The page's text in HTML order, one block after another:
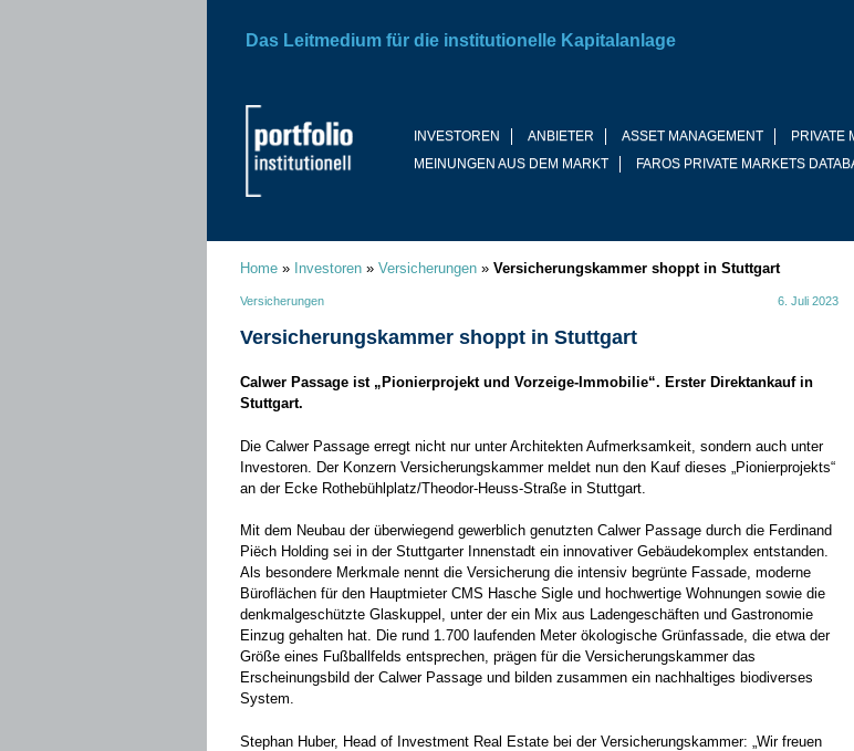
INVESTOREN ANBIETER ASSET MANAGEMENT PRIVATE
MEINUNGEN AUS DEM MARKT
FAROS PRIVATE MARKETS
Das Leitmedium für die institutionelle Kapitalanlage
Home » Investoren » Versicherungen » Versicherungskammer shoppt in Stuttgart
Versicherungen 6. Juli 2023
Versicherungskammer shoppt in Stuttgart
Calwer Passage ist „Pionierprojekt und Vorzeige-Immobilie“. Erster Direktankauf in
Stuttgart.
Die Calwer Passage erregt nicht nur unter Architekten Aufmerksamkeit, sondern auch unter
Investoren. Der Konzern Versicherungskammer meldet nun den Kauf dieses „Pionierprojekts“
an der Ecke Rothebühlplatz/Theodor-Heuss-Straße in Stuttgart.
Mit dem Neubau der überwiegend gewerblich genutzten Calwer Passage durch die Ferdinand
Piëch Holding sei in der Stuttgarter Innenstadt ein innovativer Gebäudekomplex entstanden.
Als besondere Merkmale nennt die Versicherung die intensiv begrünte Fassade, moderne
Büroflächen für den Hauptmieter CMS Hasche Sigle und hochwertige Wohnungen sowie die
denkmalgeschützte Glaskuppel, unter der ein Mix aus Ladengeschäften und Gastronomie
Einzug gehalten hat. Die rund 1.700 laufenden Meter ökologische Grünfassade, die etwa der
Größe eines Fußballfelds entsprechen, prägen für die Versicherungskammer das
Erscheinungsbild der Calwer Passage und bilden zusammen ein nachhaltiges biodiverses
System.
Stephan Huber, Head of Investment Real Estate bei der Versicherungskammer: „Wir freuen